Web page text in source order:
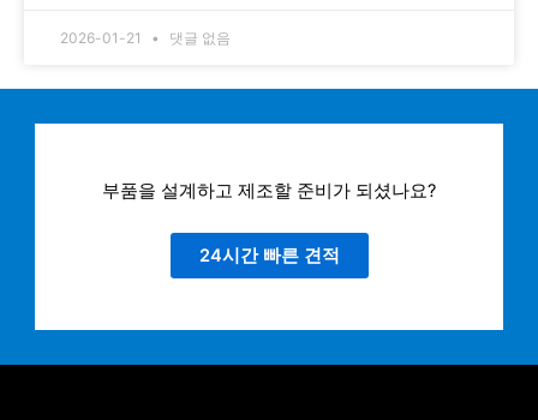
2026-01-21 댓글 없음
부품을 설계하고 제조할 준비가 되셨나요?
24시간 빠른 견적